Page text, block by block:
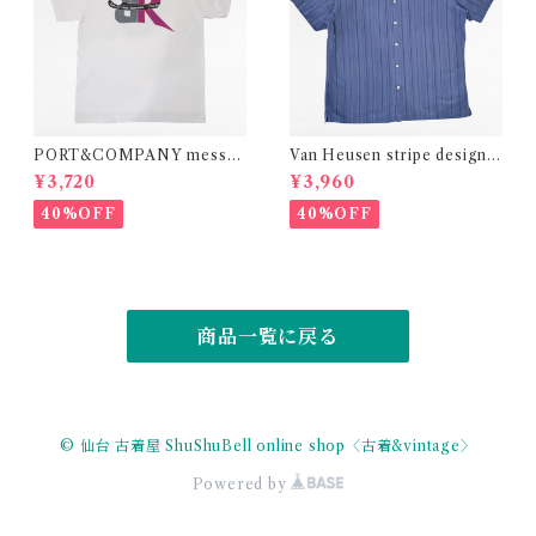
PORT&COMPANY messag
e print t-shirt
¥3,720
40%OFF
Van Heusen stripe design r
ayon polyester shirt
¥3,960
40%OFF
商品一覧に戻る
© 仙台 古着屋 ShuShuBell online shop〈古着&vintage〉
Powered by